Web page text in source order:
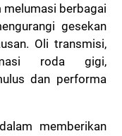
melumasi berbagai
gesekan
Oli transmisi,
roda gigi,
dan performa
memberikan